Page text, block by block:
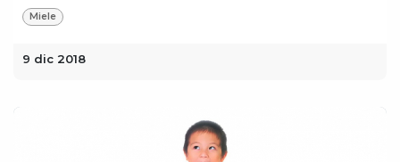
Miele
9 dic 2018